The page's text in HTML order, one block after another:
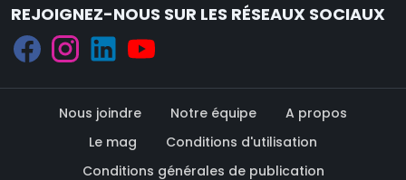
REJOIGNEZ-NOUS SUR LES RÉSEAUX SOCIAUX
Nous joindre Notre équipe
A propos
Le mag
Conditions d'utilisation
Conditions générales de publication